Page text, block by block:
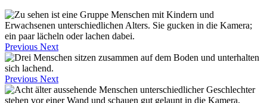
Previous Next
Previous Next